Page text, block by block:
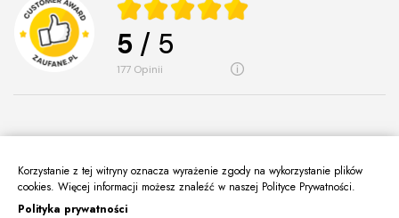
5 / 5
177 opinii
O Nas
Korzystanie z tej witryny oznacza wyrażenie zgody na wykorzystanie plików
cookies. Więcej informacji możesz znaleźć w naszej Polityce Prywatności.
Polityka prywatności